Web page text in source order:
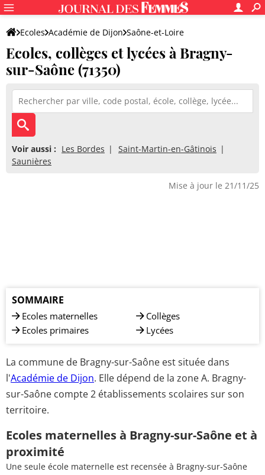
Ecoles Académie de Dijon Saône-et-Loire
Ecoles, collèges et lycées à Bragny-
sur-Saône (71350)
Voir aussi : Les Bordes
Saint-Martin-en-Gâtinois
Saunières
Mise à jour le 21/11/25
SOMMAIRE
Ecoles maternelles
Ecoles primaires
Collèges
Lycées
La commune de Bragny-sur-Saône est située dans
l'Académie de Dijon. Elle dépend de la zone A. Bragny-
sur-Saône compte 2 établissements scolaires sur son
territoire.
Ecoles maternelles à Bragny-sur-Saône et à
proximité
Une seule école maternelle est recensée à Bragny-sur-Saône